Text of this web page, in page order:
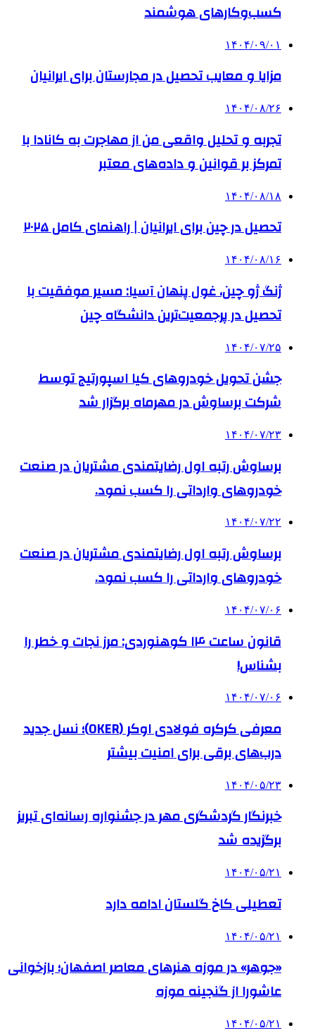
کسب‌وکارهای هوشمند
۱۴۰۴/۰۹/۰۱
مزایا و معایب تحصیل در مجارستان برای ایرانیان
۱۴۰۴/۰۸/۲۶
تجربه و تحلیل واقعی من از مهاجرت به کانادا با
تمرکز بر قوانین و داده‌های معتبر
۱۴۰۴/۰۸/۱۸
تحصیل در چین برای ایرانیان | راهنمای کامل ۲۰۲۵
۱۴۰۴/۰۸/۱۶
ژنگ ژو چین، غول پنهان آسیا: مسیر موفقیت با
تحصیل در پرجمعیت‌ترین دانشگاه چین
۱۴۰۴/۰۷/۲۵
جشن تحویل خودروهای کیا اسپورتیج توسط
شرکت برساوش در مهرماه برگزار شد
۱۴۰۴/۰۷/۲۳
برساوش رتبه اول رضایتمندی مشتریان در صنعت
خودروهای وارداتی را کسب نمود.
۱۴۰۴/۰۷/۲۲
برساوش رتبه اول رضایتمندی مشتریان در صنعت
خودروهای وارداتی را کسب نمود.
۱۴۰۴/۰۷/۰۶
قانون ساعت ۱۴ کوهنوردی: مرز نجات و خطر را
بشناس!
۱۴۰۴/۰۷/۰۶
معرفی کرکره فولادی اوکر (OKER)؛ نسل جدید
درب‌های برقی برای امنیت بیشتر
۱۴۰۴/۰۵/۲۳
خبرنگار گردشگری مهر در جشنواره رسانه‌ای تبریز
برگزیده شد
۱۴۰۴/۰۵/۲۱
تعطیلی کاخ گلستان ادامه دارد
۱۴۰۴/۰۵/۲۱
«جوهر» در موزه هنرهای معاصر اصفهان؛ بازخوانی
عاشورا از گنجینه موزه
۱۴۰۴/۰۵/۲۱